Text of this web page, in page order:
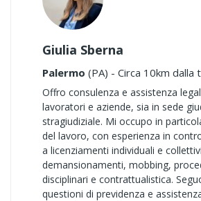
Giulia Sberna
Palermo (PA) - Circa 10km dalla
Offro consulenza e assistenza
lavoratori e aziende, sia in sede
stragiudiziale. Mi occupo in
del lavoro, con esperienza in
a licenziamenti individuali e
demansionamenti, mobbing,
disciplinari e contrattualistica.
questioni di previdenza e